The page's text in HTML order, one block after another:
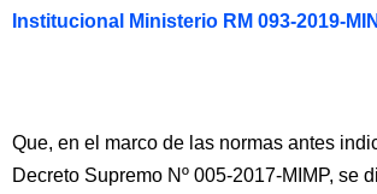
Institucional Ministerio RM 093-2019-
Que, en el marco de las normas antes
Decreto Supremo Nº 005-2017-MIMP, se